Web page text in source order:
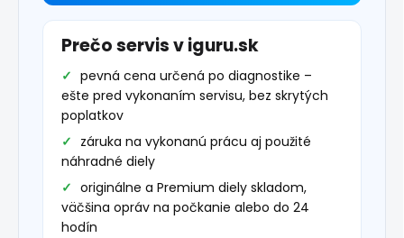
Prečo servis v iguru.sk
pevná cena určená po diagnostike –
ešte pred vykonaním servisu, bez skrytých
poplatkov
záruka na vykonanú prácu aj použité
náhradné diely
originálne a Premium diely skladom,
väčšina opráv na počkanie alebo do 24
hodín